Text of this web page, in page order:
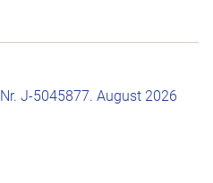
Nr. J-5045877. August 2026